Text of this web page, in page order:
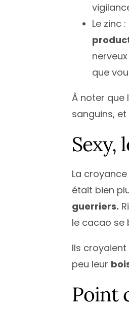
Le zinc
que
À noter que
sanguins,
Sexy,
La
était bien
guerriers.
le cacao se
Ils
peu leur
Point